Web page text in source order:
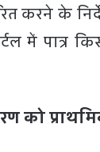
करने के
में पात्र
को